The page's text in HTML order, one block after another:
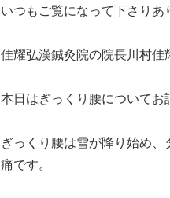
いつもご覧になって下さりあ
佳耀弘漢鍼灸院の院長川村佳
本日はぎっくり腰についてお
ぎっくり腰は雪が降り始め
痛です。